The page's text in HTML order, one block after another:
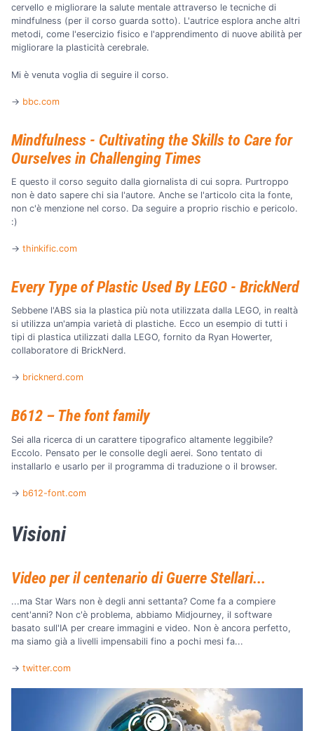
cervello e migliorare la salute mentale attraverso le tecniche di
mindfulness (per il corso guarda sotto). L'autrice esplora anche altri
metodi, come l'esercizio fisico e l'apprendimento di nuove abilità per
migliorare la plasticità cerebrale.
Mi è venuta voglia di seguire il corso.
→ bbc.com
Mindfulness - Cultivating the Skills to Care for
Ourselves in Challenging Times
E questo il corso seguito dalla giornalista di cui sopra. Purtroppo
non è dato sapere chi sia l'autore. Anche se l'articolo cita la fonte,
non c'è menzione nel corso. Da seguire a proprio rischio e pericolo.
:)
→ thinkific.com
Every Type of Plastic Used By LEGO - BrickNerd
Sebbene l'ABS sia la plastica più nota utilizzata dalla LEGO, in realtà
si utilizza un'ampia varietà di plastiche. Ecco un esempio di tutti i
tipi di plastica utilizzati dalla LEGO, fornito da Ryan Howerter,
collaboratore di BrickNerd.
→ bricknerd.com
B612 – The font family
Sei alla ricerca di un carattere tipografico altamente leggibile?
Eccolo. Pensato per le consolle degli aerei. Sono tentato di
installarlo e usarlo per il programma di traduzione o il browser.
→ b612-font.com
Visioni
Video per il centenario di Guerre Stellari...
...ma Star Wars non è degli anni settanta? Come fa a compiere
cent'anni? Non c'è problema, abbiamo Midjourney, il software
basato sull'IA per creare immagini e video. Non è ancora perfetto,
ma siamo già a livelli impensabili fino a pochi mesi fa...
→ twitter.com